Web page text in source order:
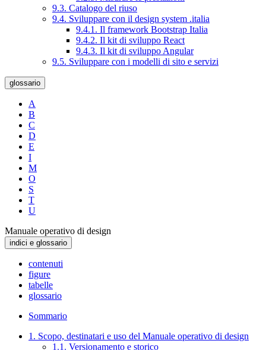
9.3. Catalogo del riuso
9.4. Sviluppare con il design system .italia
9.4.1. Il framework Bootstrap Italia
9.4.2. Il kit di sviluppo React
9.4.3. Il kit di sviluppo Angular
9.5. Sviluppare con i modelli di sito e servizi
glossario
A
B
C
D
E
I
M
O
S
T
U
Manuale operativo di design
indici e glossario
contenuti
figure
tabelle
glossario
Sommario
1. Scopo, destinatari e uso del Manuale operativo di design
1.1. Versionamento e storico